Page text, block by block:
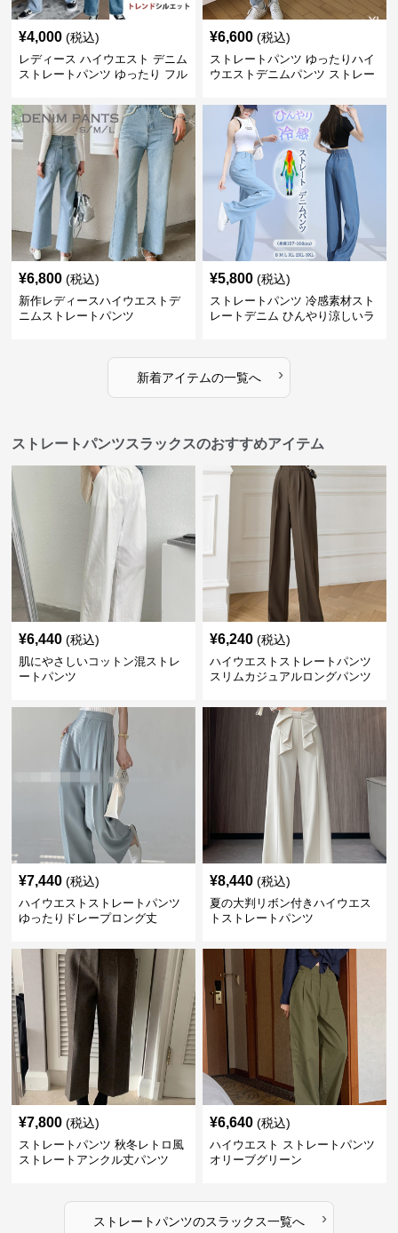
¥4,000 (税込)
レディース ハイウエスト デニム
ストレートパンツ ゆったり フル
¥6,600 (税込)
ストレートパンツ ゆったりハイ
ウエストデニムパンツ ストレー
¥6,800 (税込)
新作レディースハイウエストデ
ニムストレートパンツ
¥5,800 (税込)
ストレートパンツ 冷感素材スト
レートデニム ひんやり涼しいラ
新着アイテムの一覧へ ›
ストレートパンツスラックスのおすすめアイテム
¥6,440 (税込)
肌にやさしいコットン混ストレ
ートパンツ
¥6,240 (税込)
ハイウエストストレートパンツ
スリムカジュアルロングパンツ
¥7,440 (税込)
ハイウエストストレートパンツ
ゆったりドレープロング丈
¥8,440 (税込)
夏の大判リボン付きハイウエス
トストレートパンツ
¥7,800 (税込)
ストレートパンツ 秋冬レトロ風
ストレートアンクル丈パンツ
¥6,640 (税込)
ハイウエスト ストレートパンツ
オリーブグリーン
ストレートパンツのスラックス一覧へ ›